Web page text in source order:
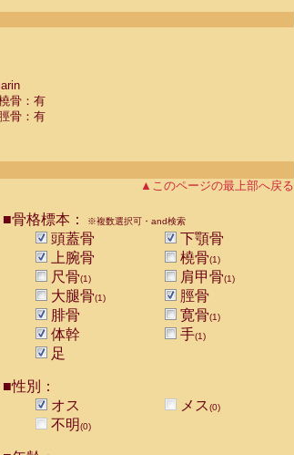
骨：有
脛骨：有
▲このページの最上部へ戻る
■骨格標本： ※複数選択可・and検索
頭蓋骨
下顎骨
上腕骨
橈骨(1)
尺骨(1) 肩甲骨(1)
大腿骨(1)
脛骨
腓骨
寛骨(1)
体幹 手(1)
足
■性別：
オス
メス(0)
不明(0)